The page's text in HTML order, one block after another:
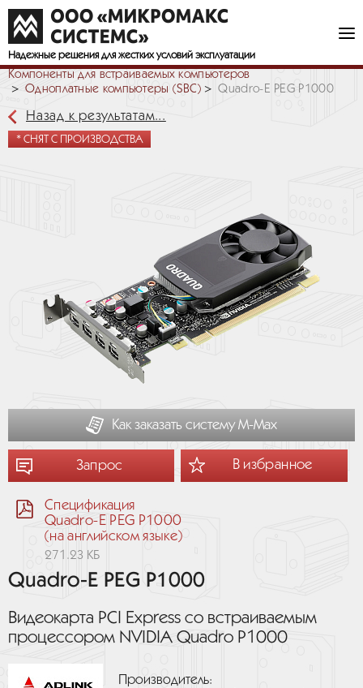
Надежные решения для жестких условий эксплуатации
Компоненты для встраиваемых компьютеров
Одноплатные компьютеры (SBC)
Quadro-E PEG P1000
Назад к результатам...
* СНЯТ С ПРОИЗВОДСТВА
Как заказать систему М-Мах
Запрос В избранное
Спецификация
Quadro-E PEG P1000
(на английском языке)
271.23 КБ
Quadro-E PEG P1000
Видеокарта PCI Express со встраиваемым
процессором NVIDIA Quadro P1000
Производитель: